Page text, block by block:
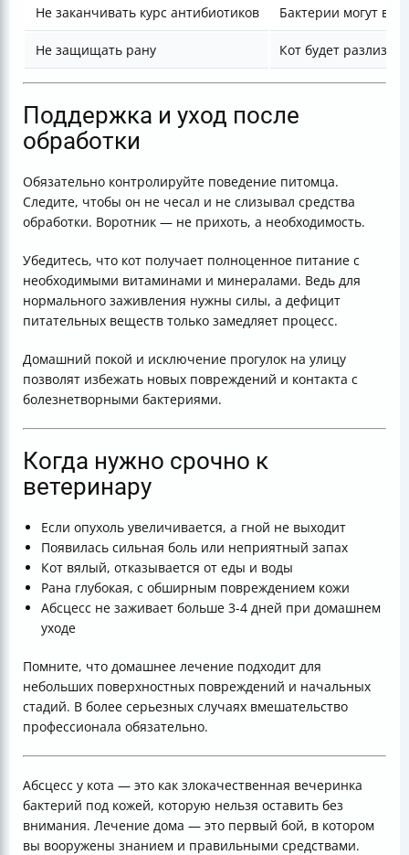
Не заканчивать курс антибиотиков Бактерии могут
Не защищать рану Кот будет
Поддержка и уход после
обработки
Обязательно контролируйте поведение питомца.
Следите, чтобы он не чесал и не слизывал средства
обработки. Воротник — не прихоть, а необходимость.
Убедитесь, что кот получает полноценное питание с
необходимыми витаминами и минералами. Ведь для
нормального заживления нужны силы, а дефицит
питательных веществ только замедляет процесс.
Домашний покой и исключение прогулок на улицу
позволят избежать новых повреждений и контакта с
болезнетворными бактериями.
Когда нужно срочно к
ветеринару
Если опухоль увеличивается, а гной не выходит
Появилась сильная боль или неприятный запах
Кот вялый, отказывается от еды и воды
Рана глубокая, с обширным повреждением кожи
Абсцесс не заживает больше 3-4 дней при домашнем
уходе
Помните, что домашнее лечение подходит для
небольших поверхностных повреждений и начальных
стадий. В более серьезных случаях вмешательство
профессионала обязательно.
Абсцесс у кота — это как злокачественная вечеринка
бактерий под кожей, которую нельзя оставить без
внимания. Лечение дома — это первый бой, в котором
вы вооружены знанием и правильными средствами.